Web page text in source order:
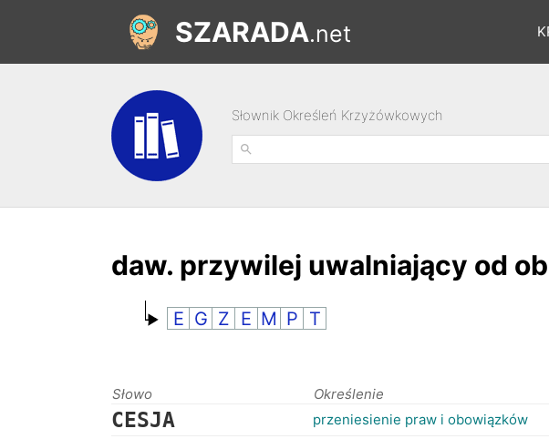
SZARADA.net
Słownik Określeń Krzyżówkowych
daw. przywilej uwalniający od
E G Z E M P T
Słowo Określenie
CESJA przeniesienie praw i obowiązków